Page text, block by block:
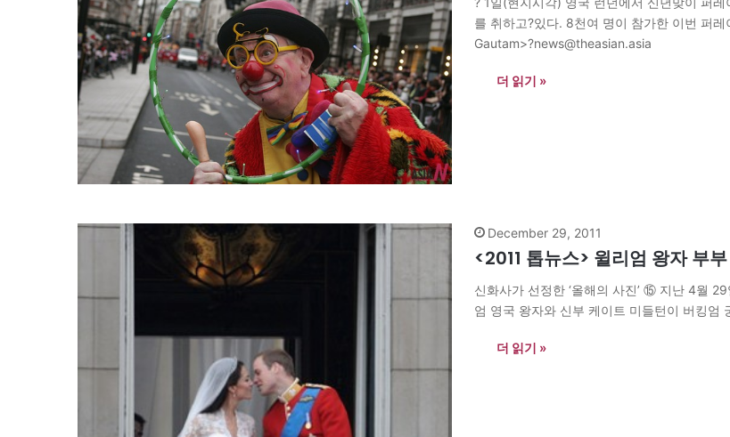
를 취하고?있다. 8천여 명이 참가한 이번 퍼
Gautam>?news@theasian.asia
더 읽기 »
December 29, 2011
<2011 톱뉴스> 윌리엄 왕자 부부
신화사가 선정한 ‘올해의 사진’ ⑮ 지난 4월
엄 영국 왕자와 신부 케이트 미들턴이 버킹엄
더 읽기 »